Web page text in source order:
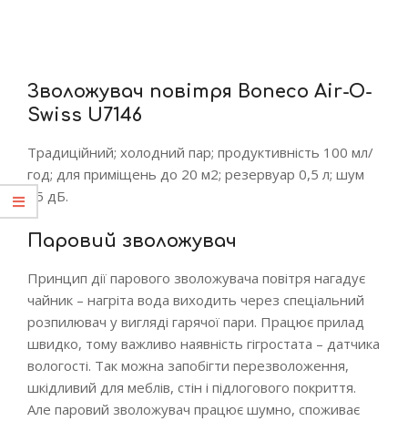
Зволожувач повітря Boneco Air-O-
Swiss U7146
Традиційний; холодний пар; продуктивність 100 мл/
год; для приміщень до 20 м2; резервуар 0,5 л; шум
25 дБ.
Паровий зволожувач
Принцип дії парового зволожувача повітря нагадує
чайник – нагріта вода виходить через спеціальний
розпилювач у вигляді гарячої пари. Працює прилад
швидко, тому важливо наявність гігростата – датчика
вологості. Так можна запобігти перезволоження,
шкідливий для меблів, стін і підлогового покриття.
Але паровий зволожувач працює шумно, споживає